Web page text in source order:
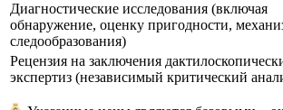
Диагностические исследования (включая
обнаружение, оценку пригодности,
следообразования)
Рецензия на заключения
экспертиз (независимый критический